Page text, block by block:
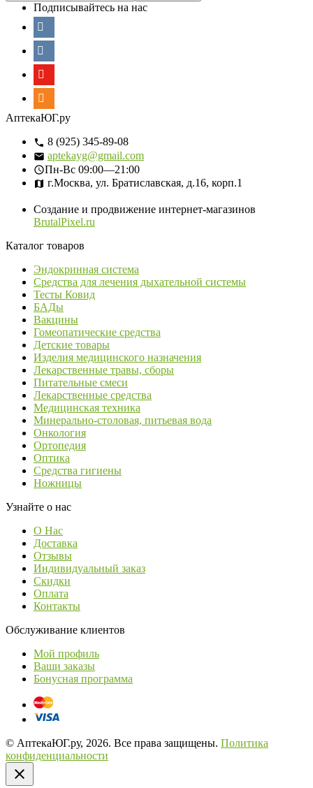
Подписывайтесь на нас
АптекаЮГ.ру
8 (925) 345-89-08
aptekayg@gmail.com
Пн-Вс 09:00—21:00
г.Москва, ул. Братиславская, д.16, корп.1
Создание и продвижение интернет-магазинов
BrutalPixel.ru
Каталог товаров
Эндокринная система
Средства для лечения дыхательной системы
Тесты Ковид
БАДы
Вакцины
Гомеопатические средства
Детские товары
Изделия медицинского назначения
Лекарственные травы, сборы
Питательные смеси
Лекарственные средства
Медицинская техника
Минерально-столовая, питьевая вода
Онкология
Ортопедия
Оптика
Средства гигиены
Ножницы
Узнайте о нас
О Нас
Доставка
Отзывы
Индивидуальный заказ
Скидки
Оплата
Контакты
Обслуживание клиентов
Мой профиль
Ваши заказы
Бонусная программа
© АптекаЮГ.ру, 2026. Все права защищены. Политика
конфиденциальности